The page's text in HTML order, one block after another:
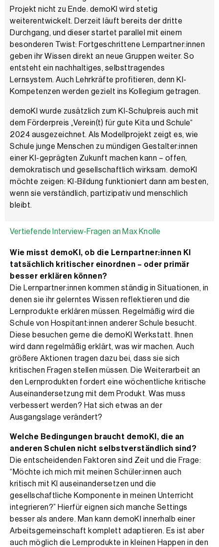
Projekt nicht zu Ende. demoKI wird stetig
weiterentwickelt. Derzeit läuft bereits der dritte
Durchgang, und dieser startet parallel mit einem
besonderen Twist: Fortgeschrittene Lernpartner:innen
geben ihr Wissen direkt an neue Gruppen weiter. So
entsteht ein nachhaltiges, selbsttragendes
Lernsystem. Auch Lehrkräfte profitieren, denn KI-
Kompetenzen werden gezielt ins Kollegium getragen.
demoKI wurde zusätzlich zum KI-Schulpreis auch mit
dem Förderpreis „Verein(t) für gute Kita und Schule“
2024 ausgezeichnet. Als Modellprojekt zeigt es, wie
Schule junge Menschen zu mündigen Gestalter:innen
einer KI-geprägten Zukunft machen kann – offen,
demokratisch und gesellschaftlich wirksam. demoKI
möchte zeigen: KI-Bildung funktioniert dann am besten,
wenn sie verständlich, partizipativ und menschlich
bleibt.
Vertiefende Interview-Fragen an Max Knolle
Wie misst demoKI, ob die Lernpartner:innen KI
tatsächlich kritischer einordnen – oder primär
besser erklären können?
Die Lernpartner:innen kommen ständig in Situationen, in
denen sie ihr gelerntes Wissen reflektieren und die
Lernprodukte erklären müssen. Regelmäßig wird die
Schule von Hospitant:innen anderer Schule besucht.
Diese besuchen gerne die demoKI Werkstatt. Ihnen
wird dann regelmäßig erklärt, was wir machen. Auch
größere Aktionen tragen dazu bei, dass sie sich
kritischen Fragen stellen müssen. Die Weiterarbeit an
den Lernprodukten fordert eine wöchentliche kritische
Auseinandersetzung mit dem Produkt. Was muss
verbessert werden? Hat sich etwas an der
Ausgangslage verändert?
Welche Bedingungen braucht demoKI, die an
anderen Schulen nicht selbstverständlich sind?
Die entscheidenden Faktoren sind Zeit und die Frage:
“Möchte ich mich mit meinen Schüler:innen auch
kritisch mit KI auseinandersetzen und die
gesellschaftliche Komponente in meinen Unterricht
integrieren?” Hierfür eignen sich manche Settings
besser als andere. Man kann demoKI innerhalb einer
Arbeitsgemeinschaft komplett adaptieren. Es ist aber
auch möglich die Lernprodukte in kleinen Happen in den